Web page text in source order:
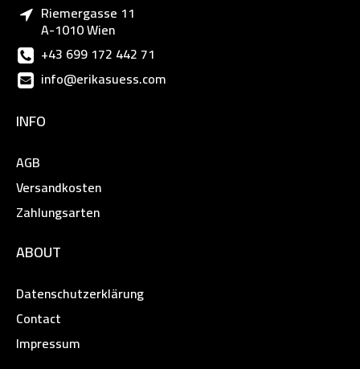
Riemergasse 11
A-1010 Wien
+43 699 172 442 71
info@erikasuess.com
INFO
AGB
Versandkosten
Zahlungsarten
ABOUT
Datenschutzerklärung
Contact
Impressum